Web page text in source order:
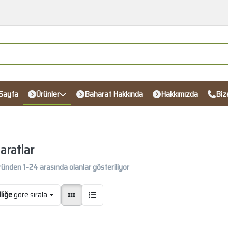
Ürünler Baharat Hakkında Hakkımızda
1-24arasında olanlar gösteriliyor
göre sırala